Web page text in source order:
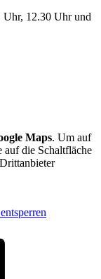
Uhr, 12.30 Uhr und
Maps. Um auf
auf die Schaltfläche